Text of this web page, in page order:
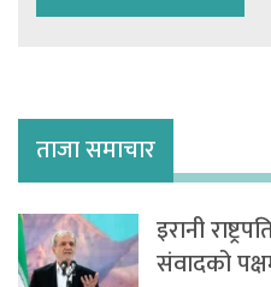
ताजा समाचार
इरानी
संवादको